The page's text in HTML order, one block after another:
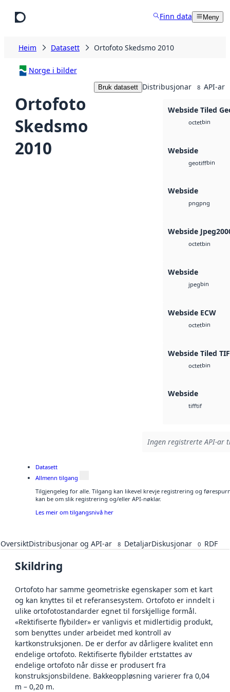
Finn data Meny
Heim Datasett Ortofoto Skedsmo 2010
Norge i bilder
Ortofoto
Skedsmo
2010
Bruk datasett Distribusjonar 8 API-ar
Webside Tiled
octetbin
Webside
geotiffbin
Webside
pngpng
Webside
octetbin
Webside
jpegbin
Webside ECW
octetbin
Webside Tiled
octetbin
Webside
tifftif
Ingen registrerte API-ar
Datasett
Allmenn tilgang
Tilgjengeleg for alle. Tilgang kan likevel krevje registrering og
kan be om slik registrering og/eller API-nøklar.
Les meir om tilgangsnivå her
OversiktDistribusjonar og API-ar 8 DetaljarDiskusjonar 0 RDF
Skildring
Ortofoto har samme geometriske egenskaper som et kart
og kan knyttes til et referansesystem. Ortofoto er inndelt i
ulike ortofotostandarder egnet til forskjellige formål.
«Rektifiserte flybilder» er vanligvis et midlertidig produkt,
som benyttes under arbeidet med kontroll av
kartkonstruksjonen. De er derfor av dårligere kvalitet enn
endelige ortofoto. Rektifiserte flybilder ertstattes av
endelige ortofoto når disse er produsert fra
konstruksjonsbildene. Bakkeoppløsning varierer fra 0,04
m – 0,20 m.